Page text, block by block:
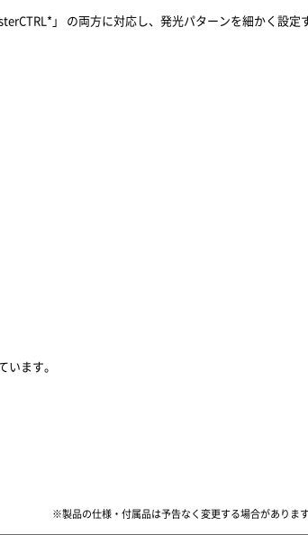
」 の両方に対応し、発光パターンを細かく設定
います。
※製品の仕様・付属品は予告なく変更する場合があります